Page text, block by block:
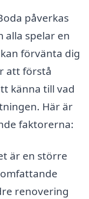
påverkas
alla spelar en
förvänta dig
att förstå
känna till vad
Här är
faktorerna:
är en större
renovering